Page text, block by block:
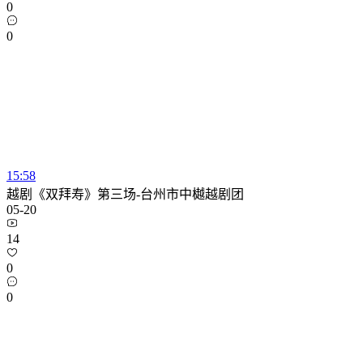
0
0
15:58
越剧《双拜寿》第三场-台州市中樾越剧团
05-20
14
0
0